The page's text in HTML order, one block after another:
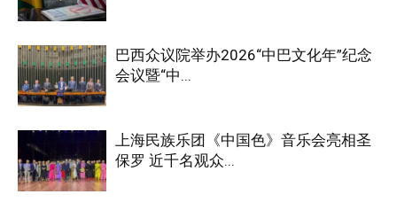
巴西众议院举办2026“中巴文化年”纪念
会议暨“中...
上海民族乐团《中国色》音乐会亮相圣
保罗 近千名观众...